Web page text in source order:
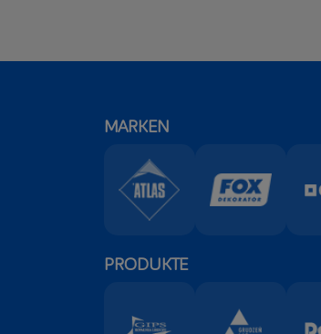
MARKEN
PRODUKTE